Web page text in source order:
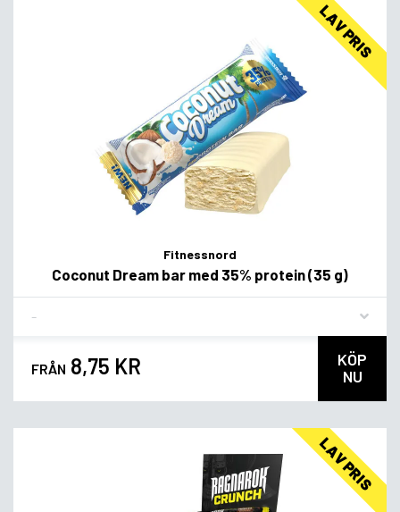
LAV PRIS
Fitnessnord
Coconut Dream bar med 35% protein (35 g)
FRÅN 8,75 KR
KÖP
NU
LAV PRIS